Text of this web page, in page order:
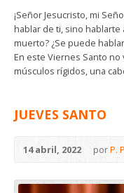
¡Señor Jesucristo, mi
hablar de ti, sino hablarte
muerto? ¿Se puede
En este Viernes Santo
músculos rígidos, una
JUEVES SANTO
14 abril, 2022 porP.